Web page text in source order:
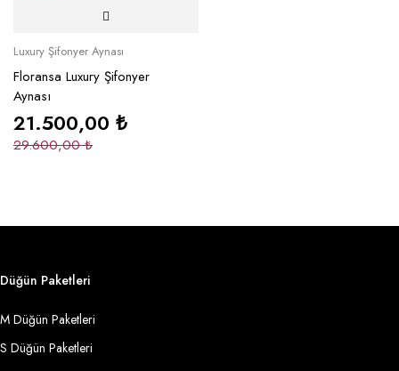
Luxury Şifonyer Aynası
Floransa Luxury Şifonyer
Aynası
29.600,00₺
21.500,00 ₺
Düğün Paketleri
M Düğün Paketleri
S Düğün Paketleri